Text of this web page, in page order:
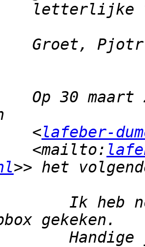
Op 30 maart
<
lafeber-
<mailto:
Ik heb
Handige